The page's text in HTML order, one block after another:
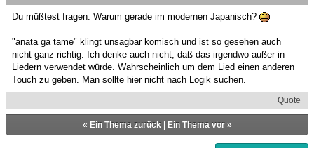
Du müßtest fragen: Warum gerade im modernen Japanisch?
"anata ga tame" klingt unsagbar komisch und ist so gesehen auch
nicht ganz richtig. Ich denke auch nicht, daß das irgendwo außer in
Liedern verwendet würde. Wahrscheinlich um dem Lied einen anderen
Touch zu geben. Man sollte hier nicht nach Logik suchen.
Quote
« Ein Thema zurück| Ein Thema vor»